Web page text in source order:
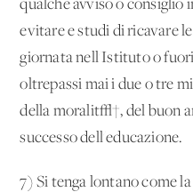
qualche avviso o consiglio
evitare e studi di ricavare
giornata nell'Istituto o
oltrepassi mai i due o tre
della moralit√†, del buon
successo dell'educazione.
7) Si tenga lontano come